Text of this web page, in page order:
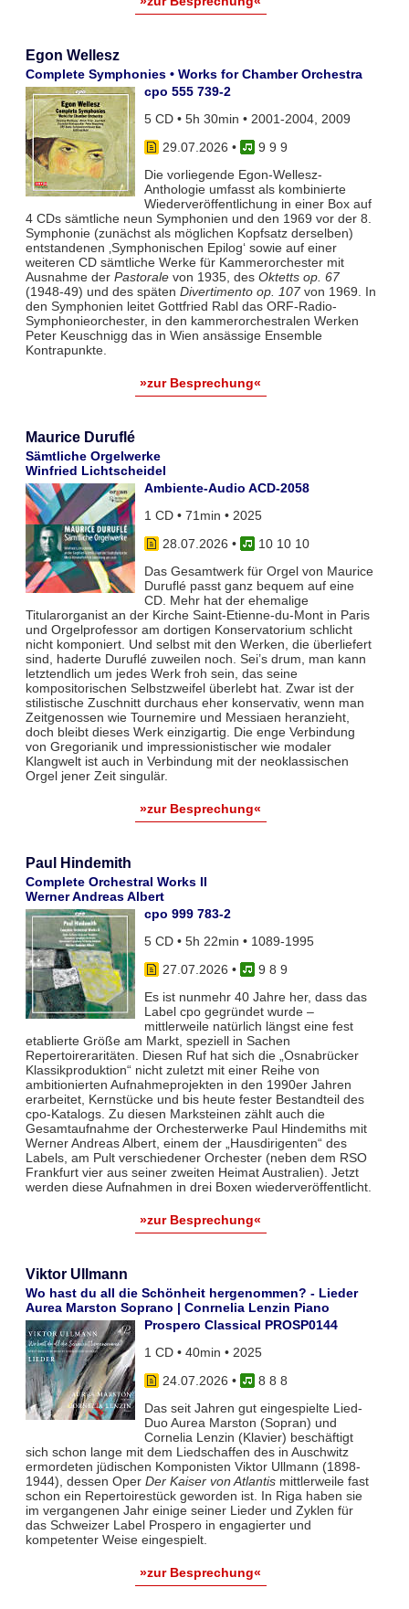
Egon Wellesz
Complete Symphonies • Works for Chamber Orchestra
cpo 555 739-2
5 CD • 5h 30min • 2001-2004, 2009
29.07.2026 •
9 9 9
Die vorliegende Egon-Wellesz-
Anthologie umfasst als kombinierte
Wiederveröffentlichung in einer Box auf
4 CDs sämtliche neun Symphonien und den 1969 vor der 8.
Symphonie (zunächst als möglichen Kopfsatz derselben)
entstandenen ‚Symphonischen Epilog‘ sowie auf einer
weiteren CD sämtliche Werke für Kammerorchester mit
Ausnahme der Pastoralevon 1935, des Oktetts op. 67
(1948-49) und des späten Divertimento op. 107von 1969. In
den Symphonien leitet Gottfried Rabl das ORF-Radio-
Symphonieorchester, in den kammerorchestralen Werken
Peter Keuschnigg das in Wien ansässige Ensemble
Kontrapunkte.
»zur Besprechung«
Maurice Duruflé
Sämtliche Orgelwerke
Winfried Lichtscheidel
Ambiente-Audio ACD-2058
1 CD • 71min • 2025
28.07.2026 •
10 10 10
Das Gesamtwerk für Orgel von Maurice
Duruflé passt ganz bequem auf eine
CD. Mehr hat der ehemalige
Titularorganist an der Kirche Saint-Etienne-du-Mont in Paris
und Orgelprofessor am dortigen Konservatorium schlicht
nicht komponiert. Und selbst mit den Werken, die überliefert
sind, haderte Duruflé zuweilen noch. Sei’s drum, man kann
letztendlich um jedes Werk froh sein, das seine
kompositorischen Selbstzweifel überlebt hat. Zwar ist der
stilistische Zuschnitt durchaus eher konservativ, wenn man
Zeitgenossen wie Tournemire und Messiaen heranzieht,
doch bleibt dieses Werk einzigartig. Die enge Verbindung
von Gregorianik und impressionistischer wie modaler
Klangwelt ist auch in Verbindung mit der neoklassischen
Orgel jener Zeit singulär.
»zur Besprechung«
Paul Hindemith
Complete Orchestral Works II
Werner Andreas Albert
cpo 999 783-2
5 CD • 5h 22min • 1089-1995
27.07.2026 •
9 8 9
Es ist nunmehr 40 Jahre her, dass das
Label cpo gegründet wurde –
mittlerweile natürlich längst eine fest
etablierte Größe am Markt, speziell in Sachen
Repertoireraritäten. Diesen Ruf hat sich die „Osnabrücker
Klassikproduktion“ nicht zuletzt mit einer Reihe von
ambitionierten Aufnahmeprojekten in den 1990er Jahren
erarbeitet, Kernstücke und bis heute fester Bestandteil des
cpo-Katalogs. Zu diesen Marksteinen zählt auch die
Gesamtaufnahme der Orchesterwerke Paul Hindemiths mit
Werner Andreas Albert, einem der „Hausdirigenten“ des
Labels, am Pult verschiedener Orchester (neben dem RSO
Frankfurt vier aus seiner zweiten Heimat Australien). Jetzt
werden diese Aufnahmen in drei Boxen wiederveröffentlicht.
»zur Besprechung«
Viktor Ullmann
Wo hast du all die Schönheit hergenommen? - Lieder
Aurea Marston Soprano | Conrnelia Lenzin Piano
Prospero Classical PROSP0144
1 CD • 40min • 2025
24.07.2026 •
8 8 8
Das seit Jahren gut eingespielte Lied-
Duo Aurea Marston (Sopran) und
Cornelia Lenzin (Klavier) beschäftigt
sich schon lange mit dem Liedschaffen des in Auschwitz
ermordeten jüdischen Komponisten Viktor Ullmann (1898-
1944), dessen Oper Der Kaiser von Atlantismittlerweile fast
schon ein Repertoirestück geworden ist. In Riga haben sie
im vergangenen Jahr einige seiner Lieder und Zyklen für
das Schweizer Label Prospero in engagierter und
kompetenter Weise eingespielt.
»zur Besprechung«